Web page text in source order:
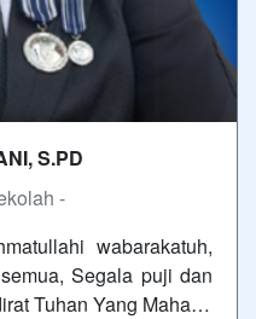
S.PD
-
wabarakatuh,
Segala puji dan
Tuhan Yang Maha…